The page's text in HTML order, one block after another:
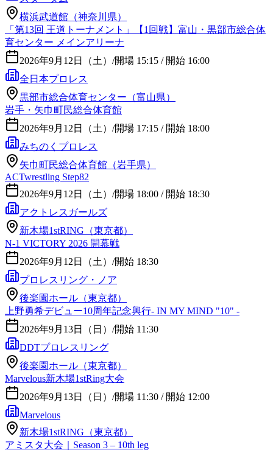
横浜武道館（神奈川県）
「第13回 王道トーナメント」【1回戦】富山・黒部市総合体
育センター メインアリーナ
2026年9月12日（土） /開場 15:15 / 開始 16:00
全日本プロレス
黒部市総合体育センター（富山県）
岩手・矢巾町民総合体育館
2026年9月12日（土） /開場 17:15 / 開始 18:00
みちのくプロレス
矢巾町民総合体育館（岩手県）
ACTwrestling Step82
2026年9月12日（土） /開場 18:00 / 開始 18:30
アクトレスガールズ
新木場1stRING（東京都）
N-1 VICTORY 2026 開幕戦
2026年9月12日（土） /開始 18:30
プロレスリング・ノア
後楽園ホール（東京都）
上野勇希デビュー10周年記念興行- IN MY MIND "10" -
2026年9月13日（日） /開始 11:30
DDTプロレスリング
後楽園ホール（東京都）
Marvelous新木場1stRing大会
2026年9月13日（日） /開場 11:30 / 開始 12:00
Marvelous
新木場1stRING（東京都）
アミスタ大会｜Season 3 – 10th leg